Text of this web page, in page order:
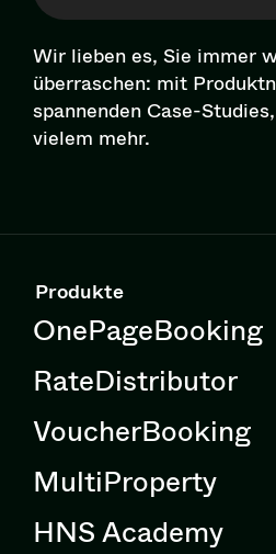
Wir lieben es, Sie immer
überraschen: mit
spannenden Case-
vielem mehr.
Produkte
OnePageBooking
RateDistributor
VoucherBooking
MultiProperty
HNS Academy